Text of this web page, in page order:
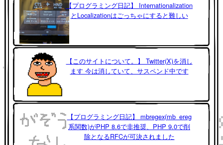
【プログラミング日記】 Internationalization
とLocalizationはごっちゃにすると難しい
【このサイトについて。】 Twitter(X)を消し
ます 今は消していて、サスペンド中です
【プログラミング日記】 mbregex(mb_ereg
系関数)がPHP 8.6で非推奨、PHP 9.0で削
除となるRFCが可決されました